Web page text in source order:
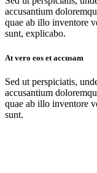
accusantium
quae ab illo inventore
sunt, explicabo.
At vero eos et accusam
Sed ut perspiciatis,
accusantium
quae ab illo inventore
sunt.